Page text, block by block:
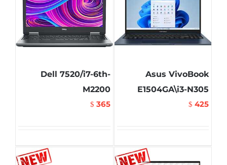
Asus VivoBook
E1504GA\i3-N305
$ 425
Dell 7520/i7-6th-
M2200
$ 365